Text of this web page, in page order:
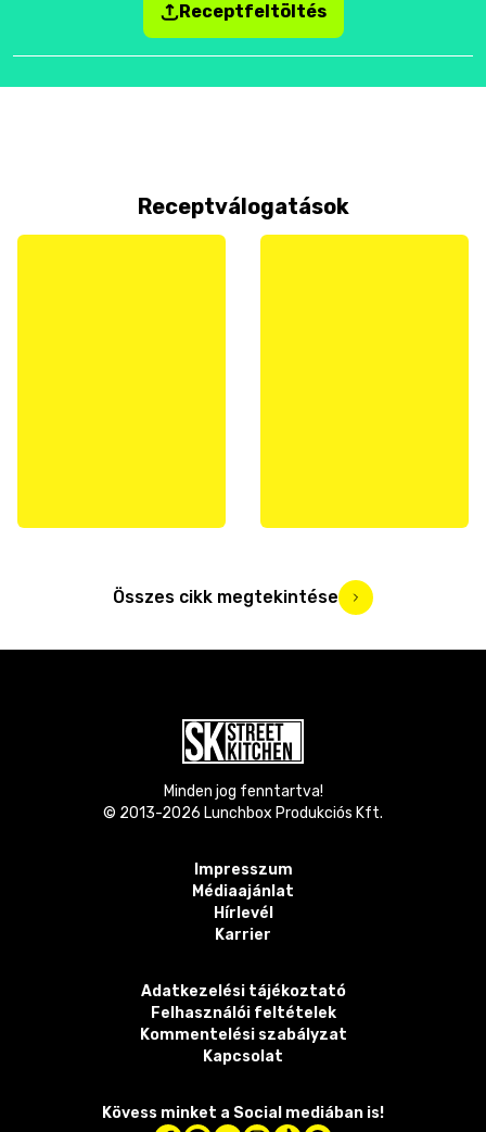
Receptfeltöltés
Receptválogatások
Összes cikk megtekintése
Minden jog fenntartva!
© 2013-2026 Lunchbox Produkciós Kft.
Impresszum
Médiaajánlat
Hírlevél
Karrier
Adatkezelési tájékoztató
Felhasználói feltételek
Kommentelési szabályzat
Kapcsolat
Kövess minket a Social mediában is!